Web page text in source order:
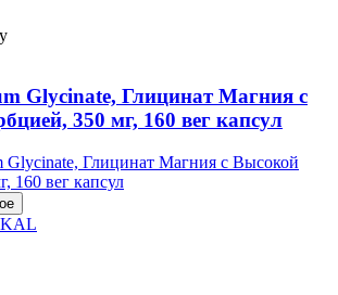
Glycinate, Глицинат Магния с
350 мг, 160 вег капсул
KAL